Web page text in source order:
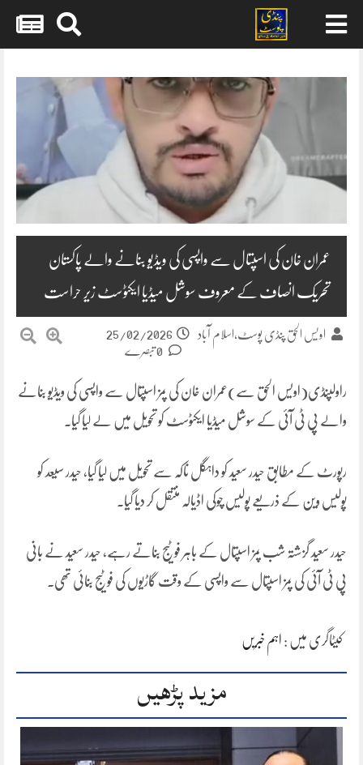
content
عمران خان کی اسپتال سے واپسی کی ویڈیو بنانے والے پاکستان
تحریک انصاف کے معروف سوشل میڈیا ایکٹوسٹ زیر حراست
اویس الحق پنڈی پوسٹ،اسلام آباد
25/02/2026
راولپنڈی(اویس الحق سے)عمران خان کی پمز اسپتال سے واپسی کی ویڈیو بنانے
والے پی ٹی آئی کے سوشل میڈیا ایکٹوسٹ کو تحویل میں لے لیا گیا۔
رپورٹ کے مطابق حیدر سعید کو داہگل ناکہ سے تحویل میں لیا گیا، حیدر سیعد کو
پولیس وین کے ذریعے پولیس چوکی اڈیالہ منتقل کر دیا گیا۔
حیدر سعید گزشتہ شب پمز اسپتال کے باہر فوٹیج بناتے رہے، حیدر سعید نے بانی
پی ٹی آئی کی پمز اسپتال سے واپسی کے وقت گاڑیوں کی فوٹیج بنائی تھی۔
کیٹاگری میں : اہم خبریں
مزید پڑھیں